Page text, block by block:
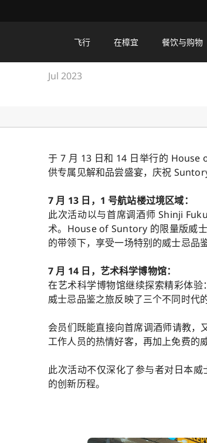
飞行 在樟宜 餐饮与购物
Jul 2023
于 7 月 13 日和 14 日举行的 House
供专属见解和品尝盛宴，庆祝
7 月 13 日，1 号航站楼过境区域：
此次活动以与首席调酒师 Shinji
术。House of Suntory 的限量版威
的带领下，享受一场特别的威士忌品
7 月 14 日，艺术科学博物馆：
在艺术科学博物馆继续探索精彩体
威士忌品鉴之旅反映了三个不同时代
会员们既能直接向首席调酒师请教，
工作人员的热情好客，再加上免费的
此次活动不仅深化了参与者对日本
的创新历程。